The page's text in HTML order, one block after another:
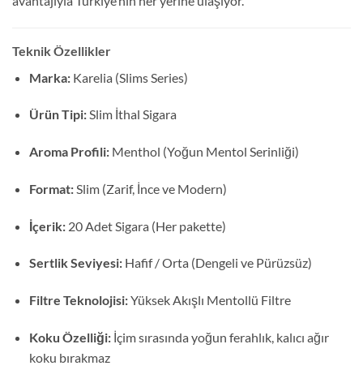
Teknik Özellikler
Marka:Karelia (Slims Series)
Ürün Tipi:Slim İthal Sigara
Aroma Profili:Menthol (Yoğun Mentol Serinliği)
Format:Slim (Zarif, İnce ve Modern)
İçerik:20 Adet Sigara (Her pakette)
Sertlik Seviyesi:Hafif / Orta (Dengeli ve Pürüzsüz)
Filtre Teknolojisi:Yüksek Akışlı Mentollü Filtre
Koku Özelliği:İçim sırasında yoğun ferahlık, kalıcı ağır
koku bırakmaz